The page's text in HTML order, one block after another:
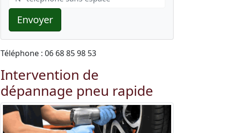
Envoyer
Téléphone : 06 68 85 98 53
Intervention de
dépannage pneu rapide